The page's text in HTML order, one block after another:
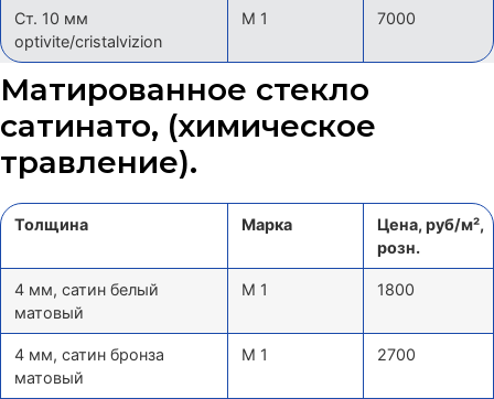
Ст. 10 мм
optivite/cristalvizion
М 1 7000
Матированное стекло
сатинато, (химическое
травление).
Толщина Марка
Цена, руб/м²,
розн.
4 мм, сатин белый
матовый
М 1 1800
4 мм, сатин бронза
матовый
М 1 2700